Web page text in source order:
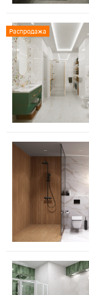
Распродажа